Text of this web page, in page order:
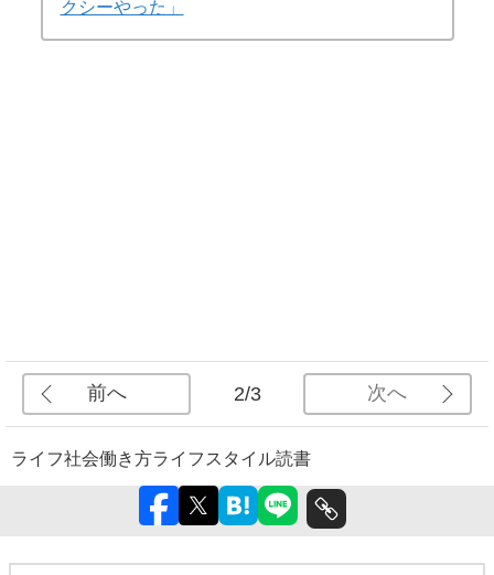
クシーやった」
前へ 2/3 次へ
ライフ社会働き方ライフスタイル読書